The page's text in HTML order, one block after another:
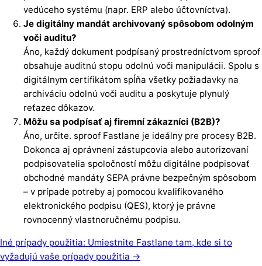
vedúceho systému (napr. ERP alebo účtovníctva).
Je digitálny mandát archivovaný spôsobom odolným
voči auditu?
Áno, každý dokument podpísaný prostredníctvom sproof
obsahuje auditnú stopu odolnú voči manipulácii. Spolu s
digitálnym certifikátom spĺňa všetky požiadavky na
archiváciu odolnú voči auditu a poskytuje plynulý
reťazec dôkazov.
Môžu sa podpísať aj firemní zákazníci (B2B)?
Áno, určite. sproof Fastlane je ideálny pre procesy B2B.
Dokonca aj oprávnení zástupcovia alebo autorizovaní
podpisovatelia spoločností môžu digitálne podpisovať
obchodné mandáty SEPA právne bezpečným spôsobom
– v prípade potreby aj pomocou kvalifikovaného
elektronického podpisu (QES), ktorý je právne
rovnocenný vlastnoručnému podpisu.
Iné prípady použitia: Umiestnite Fastlane tam, kde si to
vyžadujú vaše prípady použitia →